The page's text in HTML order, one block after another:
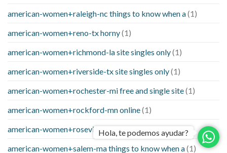
american-women+raleigh-nc things to know when a(1)
american-women+reno-tx horny(1)
american-women+richmond-la site singles only(1)
american-women+riverside-tx site singles only(1)
american-women+rochester-mi free and single site(1)
american-women+rockford-mn online(1)
american-women+roseville-oh site(1)
american-women+salem-ma things to know when a(1)
Hola, te podemos ayudar?